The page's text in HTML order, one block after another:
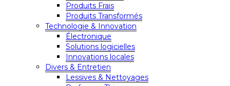
Produits Frais
Produits Transformés
Technologie & Innovation
Électronique
Solutions logicielles
Innovations locales
Divers & Entretien
Lessives & Nettoyages